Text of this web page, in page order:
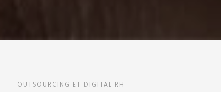
OUTSOURCING ET DIGITAL RH